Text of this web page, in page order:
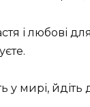
і любові для
у мирі, йдіть